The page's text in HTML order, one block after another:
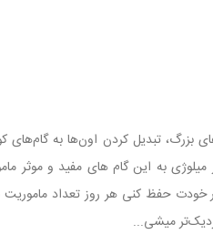
بزرگ، تبدیل کردن اون‌ها به
به این گام های مفید و موثر
خودت حفظ کنی هر روز تعداد ماموریت
میشی...‏